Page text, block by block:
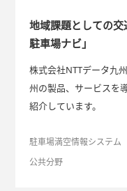
地域課題としての
駐車場ナビ」
株式会社NTTデータ九
州の製品、サービスを
紹介しています。
駐車場満空情報システム
公共分野